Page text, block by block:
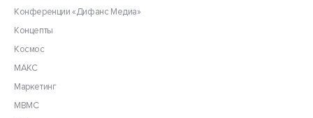
Конференции «Дифанс Медиа»
Концепты
Космос
МАКС
Маркетинг
МВМС